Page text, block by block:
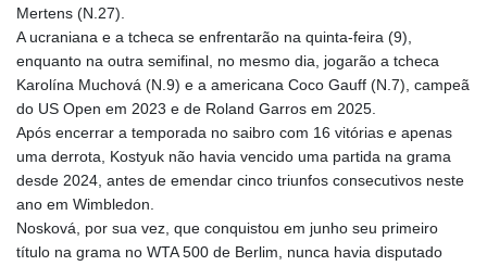
Mertens (N.27).
A ucraniana e a tcheca se enfrentarão na quinta-feira (9),
enquanto na outra semifinal, no mesmo dia, jogarão a tcheca
Karolína Muchová (N.9) e a americana Coco Gauff (N.7), campeã
do US Open em 2023 e de Roland Garros em 2025.
Após encerrar a temporada no saibro com 16 vitórias e apenas
uma derrota, Kostyuk não havia vencido uma partida na grama
desde 2024, antes de emendar cinco triunfos consecutivos neste
ano em Wimbledon.
Nosková, por sua vez, que conquistou em junho seu primeiro
título na grama no WTA 500 de Berlim, nunca havia disputado